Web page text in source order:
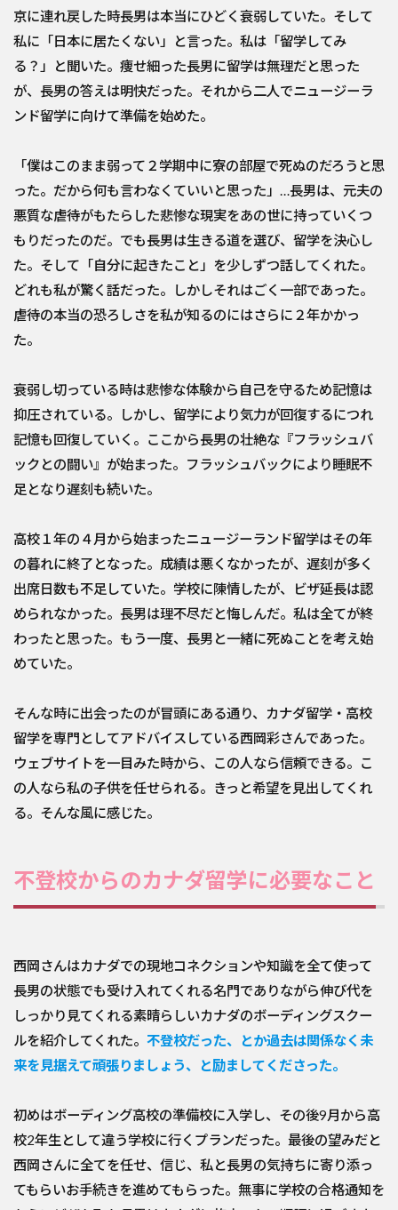
京に連れ戻した時長男は本当にひどく衰弱していた。そして
私に「日本に居たくない」と言った。私は「留学してみ
る？」と聞いた。痩せ細った長男に留学は無理だと思った
が、長男の答えは明快だった。それから二人でニュージーラ
ンド留学に向けて準備を始めた。
「僕はこのまま弱って２学期中に寮の部屋で死ぬのだろうと思
った。だから何も言わなくていいと思った」…長男は、元夫の
悪質な虐待がもたらした悲惨な現実をあの世に持っていくつ
もりだったのだ。でも長男は生きる道を選び、留学を決心し
た。そして「自分に起きたこと」を少しずつ話してくれた。
どれも私が驚く話だった。しかしそれはごく一部であった。
虐待の本当の恐ろしさを私が知るのにはさらに２年かかっ
た。
衰弱し切っている時は悲惨な体験から自己を守るため記憶は
抑圧されている。しかし、留学により気力が回復するにつれ
記憶も回復していく。ここから長男の壮絶な『フラッシュバ
ックとの闘い』が始まった。フラッシュバックにより睡眠不
足となり遅刻も続いた。
高校１年の４月から始まったニュージーランド留学はその年
の暮れに終了となった。成績は悪くなかったが、遅刻が多く
出席日数も不足していた。学校に陳情したが、ビザ延長は認
められなかった。長男は理不尽だと悔しんだ。私は全てが終
わったと思った。もう一度、長男と一緒に死ぬことを考え始
めていた。
そんな時に出会ったのが冒頭にある通り、カナダ留学・高校
留学を専門としてアドバイスしている西岡彩さんであった。
ウェブサイトを一目みた時から、この人なら信頼できる。こ
の人なら私の子供を任せられる。きっと希望を見出してくれ
る。そんな風に感じた。
不登校からのカナダ留学に必要なこと
西岡さんはカナダでの現地コネクションや知識を全て使って
長男の状態でも受け入れてくれる名門でありながら伸び代を
しっかり見てくれる素晴らしいカナダのボーディングスクー
ルを紹介してくれた。 不登校だった、とか過去は関係なく未
来を見据えて頑張りましょう、と励ましてくださった。
初めはボーディング高校の準備校に入学し、その後9月から高
校2年生として違う学校に行くプランだった。最後の望みだと
西岡さんに全てを任せ、信じ、私と長男の気持ちに寄り添っ
てもらいお手続きを進めてもらった。無事に学校の合格通知を